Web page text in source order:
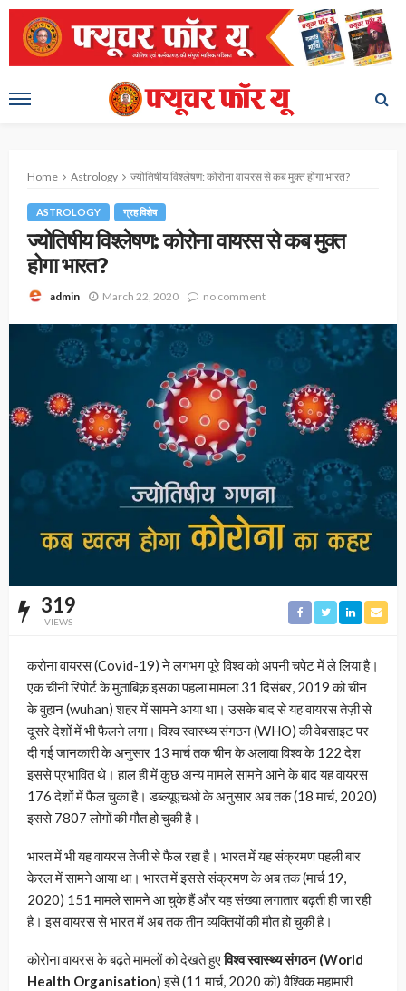
Home Astrology ज्योतिषीय विश्लेषण: कोरोना वायरस से कब मुक्त होगा भारत?
ASTROLOGY ग्रह विशेष
ज्योतिषीय विश्लेषण: कोरोना वायरस से कब मुक्त
होगा भारत?
admin March 22, 2020 no comment
319
VIEWS
करोना वायरस (Covid-19) ने लगभग पूरे विश्व को अपनी चपेट में ले लिया है।
एक चीनी रिपोर्ट के मुताबिक़ इसका पहला मामला 31 दिसंबर, 2019 को चीन
के वुहान (wuhan) शहर में सामने आया था। उसके बाद से यह वायरस तेज़ी से
दूसरे देशों में भी फैलने लगा। विश्व स्वास्थ्य संगठन (WHO) की वेबसाइट पर
दी गई जानकारी के अनुसार 13 मार्च तक चीन के अलावा विश्व के 122 देश
इससे प्रभावित थे। हाल ही में कुछ अन्य मामले सामने आने के बाद यह वायरस
176 देशों में फैल चुका है। डब्ल्यूएचओ के अनुसार अब तक (18 मार्च, 2020)
इससे 7807 लोगों की मौत हो चुकी है।
भारत में भी यह वायरस तेजी से फैल रहा है। भारत में यह संक्रमण पहली बार
केरल में सामने आया था। भारत में इससे संक्रमण के अब तक (मार्च 19,
2020) 151 मामले सामने आ चुके हैं और यह संख्या लगातार बढ़ती ही जा रही
है। इस वायरस से भारत में अब तक तीन व्यक्तियों की मौत हो चुकी है।
कोरोना वायरस के बढ़ते मामलों को देखते हुएविश्व स्वास्थ्य संगठन (World
Health Organisation)इसे (11 मार्च, 2020 को) वैश्विक महामारी